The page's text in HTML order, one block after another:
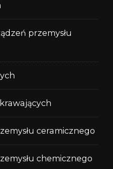
przemysłu
ceramicznego
chemicznego